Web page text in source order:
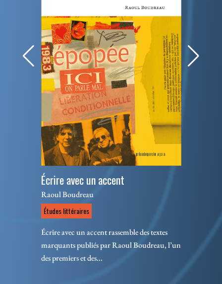
Écrire avec un accent
Raoul Boudreau
Études littéraires
Écrire avec un accent rassemble des textes
marquants publiés par Raoul Boudreau, l’un
des premiers et des...